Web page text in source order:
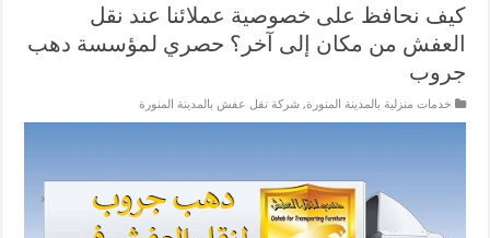
كيف نحافظ على خصوصية عملائنا عند نقل
العفش من مكان إلى آخر؟ حصري لمؤسسة دهب
جروب
خدمات منزلية بالمدينة المنورة,شركة نقل عفش بالمدينة المنورة